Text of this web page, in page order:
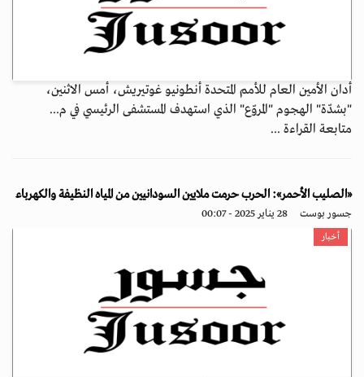
أدان الأمين العام للأمم المتحدة أنطونيو غوتيريش، أمس الاثنين،
"بشدّة" الهجوم "المروّع" الذي استهدف المستشفى الرئيسي في م...
متابعة القراءة ...
«الصليب الأحمر»: الحرب حرمت ملايين السودانيين من المياه النظيفة والكهرباء
جسور بوست 28 يناير 2025 - 00:07
أخبار